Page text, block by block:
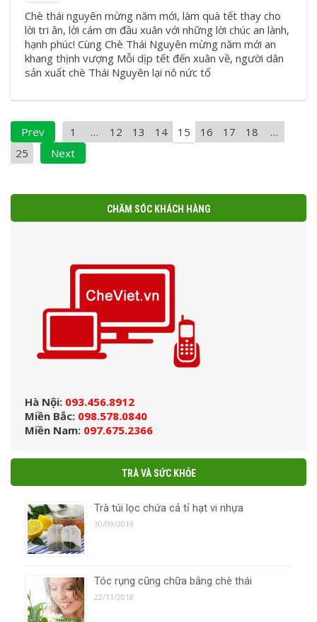
Chè thái nguyên mừng năm mới, làm quà tết thay cho
lời tri ân, lời cám ơn đầu xuân với những lời chúc an lành,
hạnh phúc! Cùng Chè Thái Nguyên mừng năm mới an
khang thịnh vượng Mỗi dịp tết đến xuân về, người dân
sản xuất chè Thái Nguyên lại nô nức tổ
Prev 1 … 12 13 14 15 16 17 18
…
25
Next
CHĂM SÓC KHÁCH HÀNG
Hà Nội: 093.456.8912
Miền Bắc: 098.578.0840
Miền Nam: 097.675.2366
TRÀ VÀ SỨC KHỎE
Trà túi lọc chứa cả tỉ hạt vi nhựa
30/09/2019
Tóc rụng cũng chữa bằng chè thái
22/11/2018